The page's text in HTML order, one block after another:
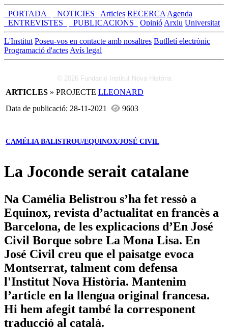
_PORTADA_ _NOTICIES_ Articles RECERCA Agenda
_ENTREVISTES_
_PUBLICACIONS_ Opinió Arxiu Universitat
L'Institut Poseu-vos en contacte amb nosaltres Butlletí electrònic
Programació d'actes Avís legal
© 2026 Fundació Institut Nova Història
ARTICLES » PROJECTE LLEONARD
Data de publicació: 28-11-2021
9603
CAMÉLIA BALISTROU/EQUINOX/JOSÉ CIVIL
La Joconde serait catalane
Na Camélia Belistrou s’ha fet ressò a
Equinox, revista d’actualitat en francès a
Barcelona, de les explicacions d’En José
Civil Borque sobre La Mona Lisa. En
José Civil creu que el paisatge evoca
Montserrat, talment com defensa
l'Institut Nova Història. Mantenim
l’article en la llengua original francesa.
Hi hem afegit també la corresponent
traducció al català.